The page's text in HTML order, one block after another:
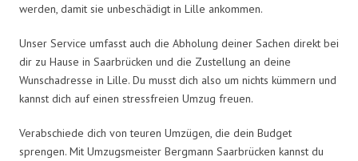
werden, damit sie unbeschädigt in Lille ankommen.
Unser Service umfasst auch die Abholung deiner Sachen direkt bei
dir zu Hause in Saarbrücken und die Zustellung an deine
Wunschadresse in Lille. Du musst dich also um nichts kümmern und
kannst dich auf einen stressfreien Umzug freuen.
Verabschiede dich von teuren Umzügen, die dein Budget
sprengen. Mit Umzugsmeister Bergmann Saarbrücken kannst du